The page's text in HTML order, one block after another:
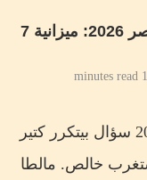
🇲🇹 تكلفة السفر إلى مالطا من مصر 2026: ميزانية 7
19
تكلفة السفر إلى مالطا من مصر 2026 سؤال بيتكرر كتير
خالص. مالطا